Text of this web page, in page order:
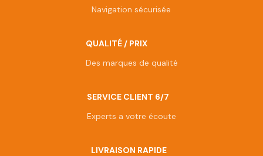
Navigation sécurisée
QUALITÉ / PRIX
Des marques de qualité
SERVICE CLIENT 6/7
Experts a votre écoute
LIVRAISON RAPIDE